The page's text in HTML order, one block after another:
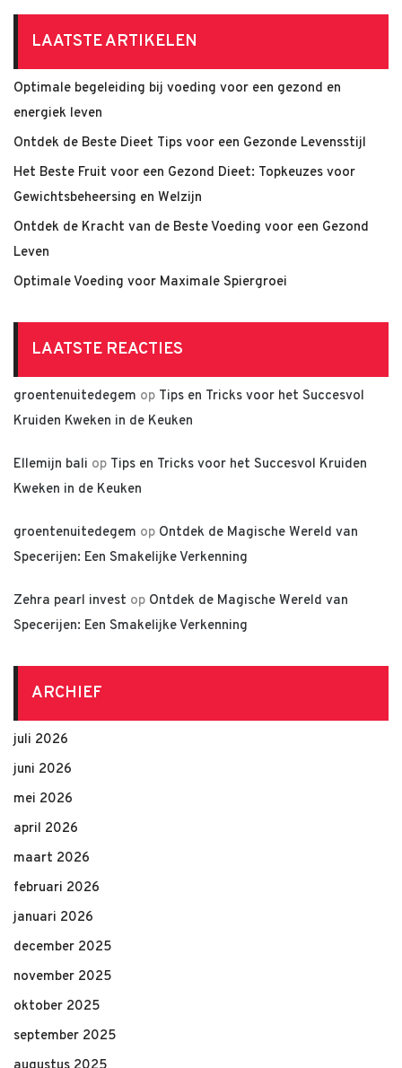
LAATSTE ARTIKELEN
Optimale begeleiding bij voeding voor een gezond en
energiek leven
Ontdek de Beste Dieet Tips voor een Gezonde Levensstijl
Het Beste Fruit voor een Gezond Dieet: Topkeuzes voor
Gewichtsbeheersing en Welzijn
Ontdek de Kracht van de Beste Voeding voor een Gezond
Leven
Optimale Voeding voor Maximale Spiergroei
LAATSTE REACTIES
groentenuitedegem op Tips en Tricks voor het Succesvol
Kruiden Kweken in de Keuken
Ellemijn bali op Tips en Tricks voor het Succesvol Kruiden
Kweken in de Keuken
groentenuitedegem op Ontdek de Magische Wereld van
Specerijen: Een Smakelijke Verkenning
Zehra pearl invest op Ontdek de Magische Wereld van
Specerijen: Een Smakelijke Verkenning
ARCHIEF
juli 2026
juni 2026
mei 2026
april 2026
maart 2026
februari 2026
januari 2026
december 2025
november 2025
oktober 2025
september 2025